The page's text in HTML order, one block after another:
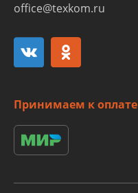
office@texkom.ru
Принимаем к оплате